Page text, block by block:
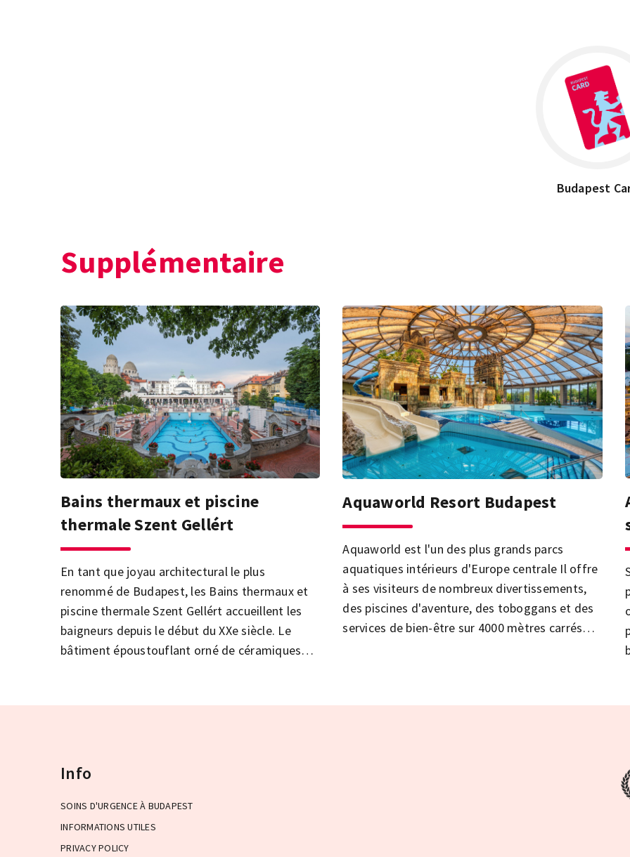
Budapest
Supplémentaire
Bains thermaux et piscine
thermale Szent Gellért
En tant que joyau architectural le plus
renommé de Budapest, les Bains thermaux et
piscine thermale Szent Gellért accueillent les
baigneurs depuis le début du XXe siècle. Le
bâtiment époustouflant orné de céramiques
Aquaworld Resort Budapest
Aquaworld est l'un des plus grands parcs
aquatiques intérieurs d'Europe centrale Il offre
à ses visiteurs de nombreux divertissements,
des piscines d'aventure, des toboggans et des
services de bien-être sur 4000 mètres carrés
Info
SOINS D'URGENCE À BUDAPEST
INFORMATIONS UTILES
PRIVACY POLICY